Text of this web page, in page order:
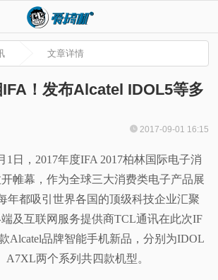
文章详情
！发布Alcatel IDOL5等多
2017-09-01 16:15
1日，2017年度IFA 2017柏林国际电子消
帷幕，作为全球三大消费类电子产品展
年都吸引世界各国的顶级科技企业汇聚
及互联网服务提供商TCL通讯在此次IF
Alcatel品牌智能手机新品，分别为IDOL
A7XL两个系列共四款机型。